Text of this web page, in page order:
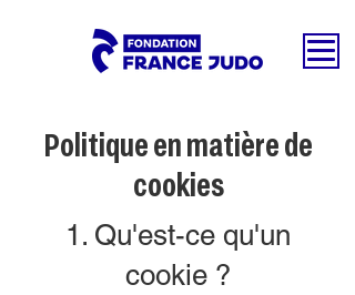
Politique en matière de
cookies
1. Qu'est-ce qu'un
cookie ?